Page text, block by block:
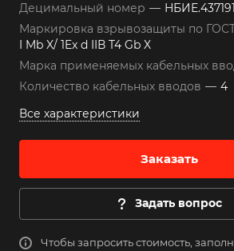
Децимальный номер —
Маркировка взрывозащиты по ГОСТ
I Mb X/ 1Ex d IIВ T4 Gb X
Марка применяемых кабельных
Количество кабельных вводов — 4
Все характеристики
Заказать
Задать вопрос
Чтобы запросить стоимость,